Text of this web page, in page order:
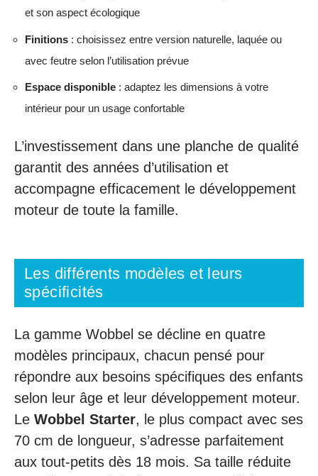
et son aspect écologique
Finitions : choisissez entre version naturelle, laquée ou
avec feutre selon l’utilisation prévue
Espace disponible : adaptez les dimensions à votre
intérieur pour un usage confortable
L’investissement dans une planche de qualité
garantit des années d’utilisation et
accompagne efficacement le développement
moteur de toute la famille.
Les différents modèles et leurs
spécificités
La gamme Wobbel se décline en quatre
modèles principaux, chacun pensé pour
répondre aux besoins spécifiques des enfants
selon leur âge et leur développement moteur.
Le Wobbel Starter, le plus compact avec ses
70 cm de longueur, s’adresse parfaitement
aux tout-petits dès 18 mois. Sa taille réduite